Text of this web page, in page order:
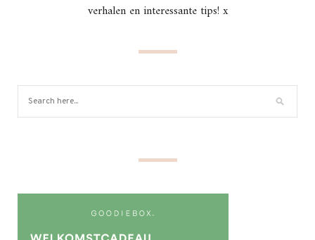
verhalen en interessante tips! x